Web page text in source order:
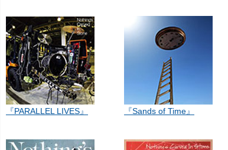
『PARALLEL LIVES』 『Sands of Time』